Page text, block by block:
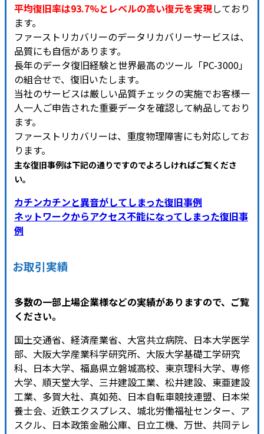
平均復旧率は93.7%とレベルの高い復元を実現しており
ます。
ファーストリカバリーのデータリカバリーサービスは、
品質にも自信があります。
長年のデータ復旧経験と世界最高のツール「PC-3000」
の組合せで、復旧いたします。
当社のサービスは厳しい品質チェックの実施でお客様一
人一人ご申告された重要データを確認して納品しており
ます。
ファーストリカバリーは、重度物理障害にも対応してお
ります。
主な復旧事例は下記の通りですのでよろしければご覧くださ
い。
カチンカチンと異音がしてしまった復旧事例
ネットワークからアクセス不能になってしまった復旧事
例
お取引実績
多数の一部上場企業様などの実績がありますので、ご覧
ください。
国土交通省、経済産業省、大宮共立病院、日本大学医学
部、大阪大学産業科学研究所、大阪大学基礎工学研究
科、日本大学、福島県立磐城高校、東京理科大学、専修
大学、順天堂大学、三井建設工業、松井建設、東亜建設
工業、多賀大社、真如苑、日本自転車競技連盟、日本栄
養士会、近鉄エクスプレス、城北労働福祉センター、ア
スクル、日本政策金融公庫、日立工機、万世、共同テレ